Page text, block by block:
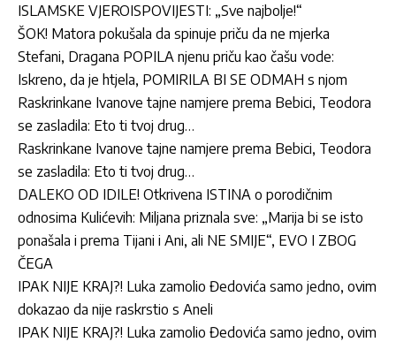
ISLAMSKE VJEROISPOVIJESTI: „Sve najbolje!“
ŠOK! Matora pokušala da spinuje priču da ne mjerka
Stefani, Dragana POPILA njenu priču kao čašu vode:
Iskreno, da je htjela, POMIRILA BI SE ODMAH s njom
Raskrinkane Ivanove tajne namjere prema Bebici, Teodora
se zasladila: Eto ti tvoj drug…
Raskrinkane Ivanove tajne namjere prema Bebici, Teodora
se zasladila: Eto ti tvoj drug…
DALEKO OD IDILE! Otkrivena ISTINA o porodičnim
odnosima Kulićevih: Miljana priznala sve: „Marija bi se isto
ponašala i prema Tijani i Ani, ali NE SMIJE“, EVO I ZBOG
ČEGA
IPAK NIJE KRAJ?! Luka zamolio Đedovića samo jedno, ovim
dokazao da nije raskrstio s Aneli
IPAK NIJE KRAJ?! Luka zamolio Đedovića samo jedno, ovim